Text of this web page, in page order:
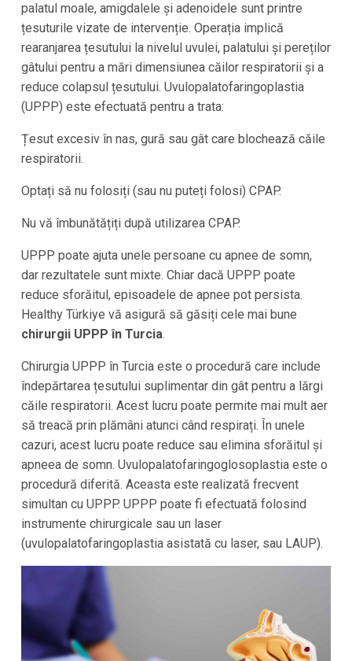
palatul moale, amigdalele și adenoidele sunt printre
țesuturile vizate de intervenție. Operația implică
rearanjarea țesutului la nivelul uvulei, palatului și pereților
gâtului pentru a mări dimensiunea căilor respiratorii și a
reduce colapsul țesutului. Uvulopalatofaringoplastia
(UPPP) este efectuată pentru a trata:
Țesut excesiv în nas, gură sau gât care blochează căile
respiratorii.
Optați să nu folosiți (sau nu puteți folosi) CPAP.
Nu vă îmbunătățiți după utilizarea CPAP.
UPPP poate ajuta unele persoane cu apnee de somn,
dar rezultatele sunt mixte. Chiar dacă UPPP poate
reduce sforăitul, episoadele de apnee pot persista.
Healthy Türkiye vă asigură să găsiți cele mai bune
chirurgii UPPP în Turcia.
Chirurgia UPPP în Turcia este o procedură care include
îndepărtarea țesutului suplimentar din gât pentru a lărgi
căile respiratorii. Acest lucru poate permite mai mult aer
să treacă prin plămâni atunci când respirați. În unele
cazuri, acest lucru poate reduce sau elimina sforăitul și
apneea de somn. Uvulopalatofaringoglosoplastia este o
procedură diferită. Aceasta este realizată frecvent
simultan cu UPPP. UPPP poate fi efectuată folosind
instrumente chirurgicale sau un laser
(uvulopalatofaringoplastia asistată cu laser, sau LAUP).